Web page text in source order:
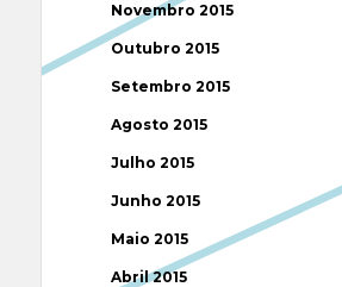
Novembro 2015
Outubro 2015
Setembro 2015
Agosto 2015
Julho 2015
Junho 2015
Maio 2015
Abril 2015